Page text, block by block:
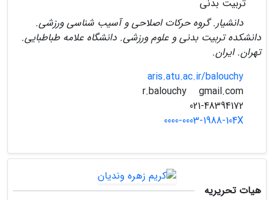
تربیت بدنی
دانشیار. گروه حرکات اصلاحی و آسیب شناسی ورزشی.
دانشکده تربیت بدنی و علوم ورزشی. دانشگاه علامه طباطبایی.
تهران. ایران.
aris.atu.ac.ir/balouchy
gmail.com
0000-0003-1988-104X
هیات تحریریه